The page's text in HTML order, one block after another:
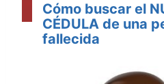
Cómo buscar el
CÉDULA de una
fallecida